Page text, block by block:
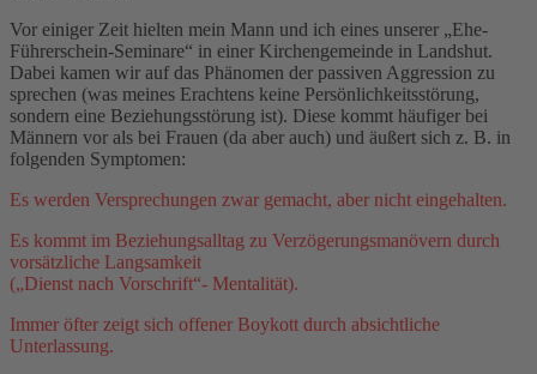
Vor einiger Zeit hielten mein Mann und ich eines unserer „Ehe-
Führerschein-Seminare“ in einer Kirchengemeinde in Landshut.
Dabei kamen wir auf das Phänomen der passiven Aggression zu
sprechen (was meines Erachtens keine Persönlichkeitsstörung,
sondern eine Beziehungsstörung ist). Diese kommt häufiger bei
Männern vor als bei Frauen (da aber auch) und äußert sich z. B. in
folgenden Symptomen:
Es werden Versprechungen zwar gemacht, aber nicht eingehalten.
Es kommt im Beziehungsalltag zu Verzögerungsmanövern durch
vorsätzliche Langsamkeit
(„Dienst nach Vorschrift“- Mentalität).
Immer öfter zeigt sich offener Boykott durch absichtliche
Unterlassung.